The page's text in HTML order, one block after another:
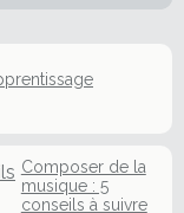
Composer de la
musique : 5
conseils à suivre